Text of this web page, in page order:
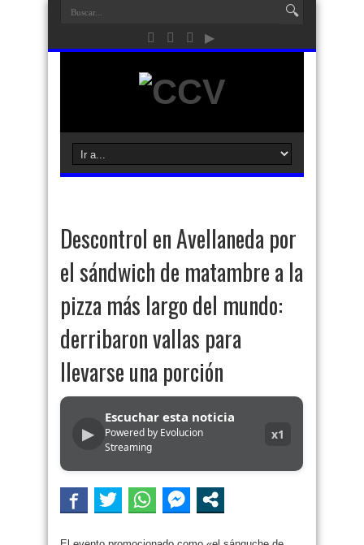
Descontrol en Avellaneda por
el sándwich de matambre a la
pizza más largo del mundo:
derribaron vallas para
llevarse una porción
▶
Escuchar esta noticia
Powered by Evolucion
Streaming
x1